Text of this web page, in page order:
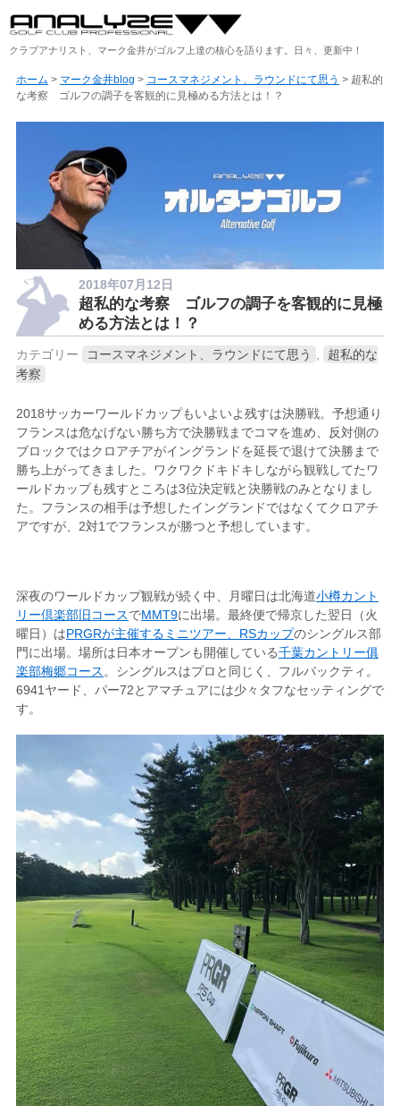
クラブアナリスト、マーク金井がゴルフ上達の核心を語ります。日々、更新中！
ホーム > マーク金井blog > コースマネジメント、ラウンドにて思う > 超私的
な考察 ゴルフの調子を客観的に見極める方法とは！？
2018年07月12日
超私的な考察 ゴルフの調子を客観的に見極
める方法とは！？
カテゴリー コースマネジメント、ラウンドにて思う
超私的な
考察
2018サッカーワールドカップもいよいよ残すは決勝戦。予想通り
フランスは危なげない勝ち方で決勝戦までコマを進め、反対側の
ブロックではクロアチアがイングランドを延長で退けて決勝まで
勝ち上がってきました。ワクワクドキドキしながら観戦してたワ
ールドカップも残すところは3位決定戦と決勝戦のみとなりまし
た。フランスの相手は予想したイングランドではなくてクロアチ
アですが、2対1でフランスが勝つと予想しています。
深夜のワールドカップ観戦が続く中、月曜日は北海道小樽カント
リー倶楽部旧コースでMMT9に出場。最終便で帰京した翌日（火
曜日）はPRGRが主催するミニツアー、RSカップのシングルス部
門に出場。場所は日本オープンも開催している千葉カントリー俱
楽部梅郷コース 。シングルスはプロと同じく、フルバックティ。
6941ヤード、パー72とアマチュアには少々タフなセッティングで
す。